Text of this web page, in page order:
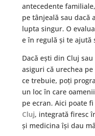
antecedente
pe tânjeală sau dacă
lupta singur. O
e în regulă și te ajută
Dacă ești din Cluj
asiguri că urechea
ce trebuie, poți
un loc în care
pe ecran. Aici poate
Cluj, integrată firesc
și medicina își dau